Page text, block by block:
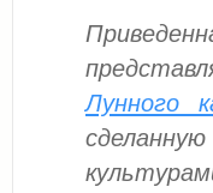
Лунного